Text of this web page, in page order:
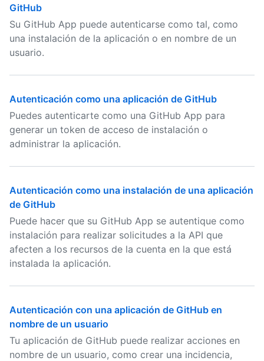
GitHub
Su GitHub App puede autenticarse como tal, como
una instalación de la aplicación o en nombre de un
usuario.
Autenticación como una aplicación de GitHub
Puedes autenticarte como una GitHub App para
generar un token de acceso de instalación o
administrar la aplicación.
Autenticación como una instalación de una aplicación
de GitHub
Puede hacer que su GitHub App se autentique como
instalación para realizar solicitudes a la API que
afecten a los recursos de la cuenta en la que está
instalada la aplicación.
Autenticación con una aplicación de GitHub en
nombre de un usuario
Tu aplicación de GitHub puede realizar acciones en
nombre de un usuario, como crear una incidencia,